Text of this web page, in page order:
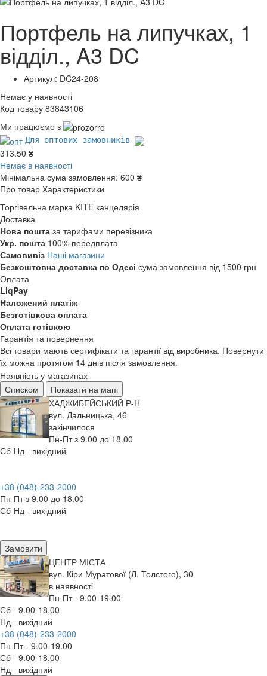
Портфель на липучках, 1
відділ., A3 DC
Артикул: DC24-208
Немає у наявності
Код товару 83843106
Ми працюємо з
Для оптових замовників
313.50 ₴
Немає в наявності
Мінімальна сума замовлення: 600 ₴
Про товар Характеристики
Торгівельна марка KITE канцелярія
Доставка
Нова пошта за тарифами перевізника
Укр. пошта 100% передплата
Самовивіз Наші магазини
Безкоштовна доставка по Одесі сума замовлення від 1500 грн
Оплата
LiqPay
Наложений платіж
Безготівкова оплата
Оплата готівкою
Гарантія та повернення
Всі товари мають сертифікати та гарантії від виробника. Повернути
їх можна протягом 14 днів після замовлення.
Наявність у магазинах
Списком
Показати на мапі
ХАДЖИБЕЙСЬКИЙ Р-Н
вул. Дальницька, 46
закінчилося
Пн-Пт з 9.00 до 18.00
Сб-Нд - вихідний
+38 (048)-233-2000
Пн-Пт з 9.00 до 18.00
Сб-Нд - вихідний
Замовити
ЦЕНТР МIСТА
вул. Кіри Муратової (Л. Толстого), 30
в наявності
Пн-Пт - 9.00-19.00
Сб - 9.00-18.00
Нд - вихідний
+38 (048)-233-2000
Пн-Пт - 9.00-19.00
Сб - 9.00-18.00
Нд - вихідний